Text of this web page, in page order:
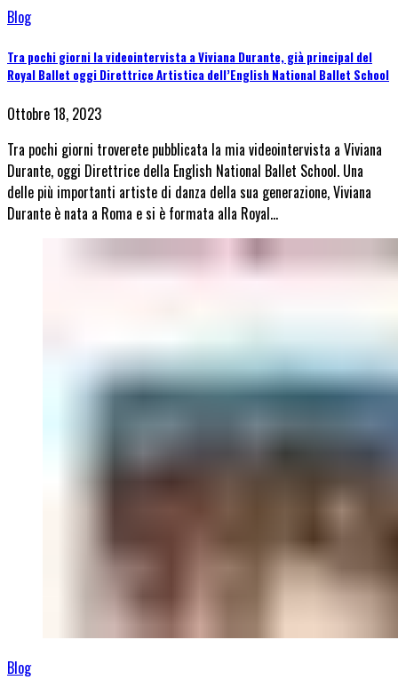
Blog
Tra pochi giorni la videointervista a Viviana Durante, già principal del
Royal Ballet oggi Direttrice Artistica dell’English National Ballet School
Ottobre 18, 2023
Tra pochi giorni troverete pubblicata la mia videointervista a Viviana
Durante, oggi Direttrice della English National Ballet School. Una
delle più importanti artiste di danza della sua generazione, Viviana
Durante è nata a Roma e si è formata alla Royal…
Blog